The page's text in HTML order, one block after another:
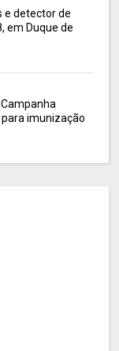
e detector de
em Duque de
imunização